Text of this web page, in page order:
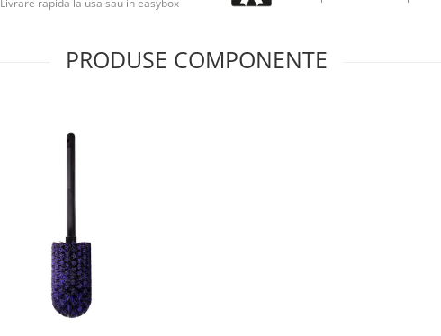
Livrare rapida la usa sau in easybox
PRODUSE COMPONENTE